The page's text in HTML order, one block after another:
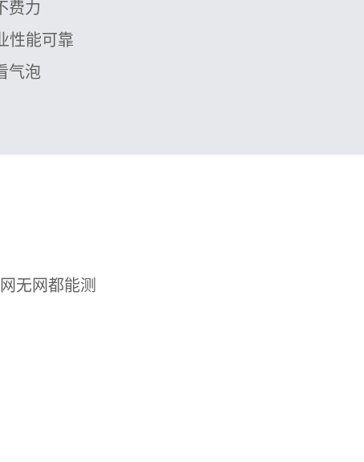
费力
性能可靠
气泡
无网都能测